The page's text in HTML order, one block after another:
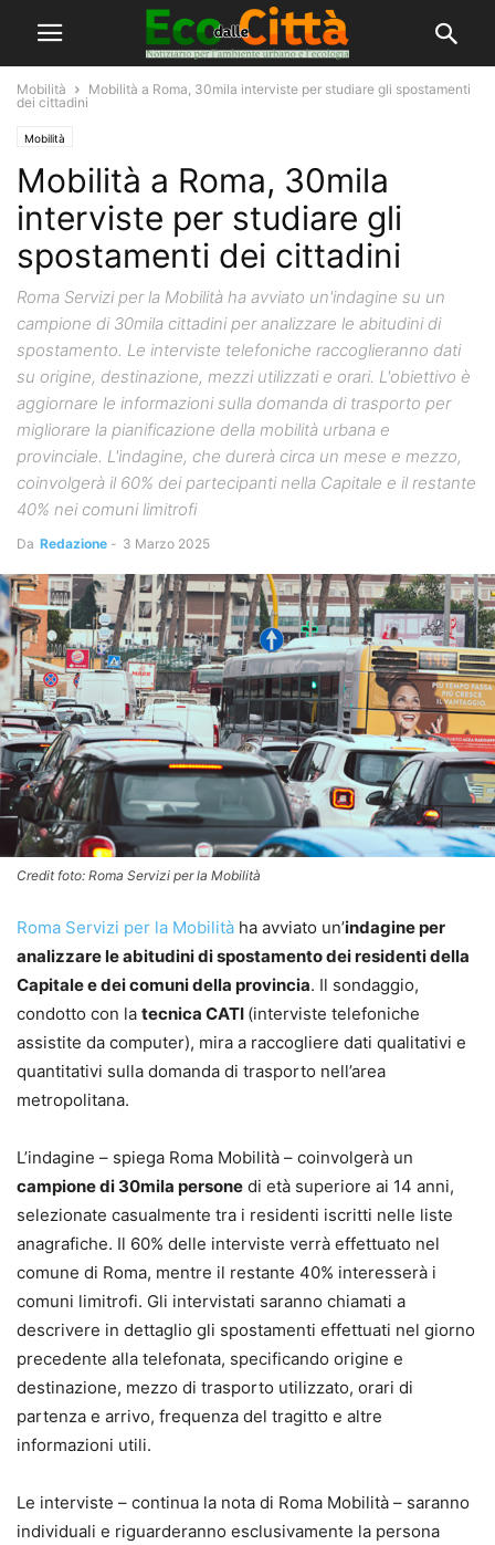
Mobilità
Mobilità a Roma, 30mila interviste per studiare gli spostamenti
dei cittadini
Mobilità
Mobilità a Roma, 30mila
interviste per studiare gli
spostamenti dei cittadini
Roma Servizi per la Mobilità ha avviato un'indagine su un
campione di 30mila cittadini per analizzare le abitudini di
spostamento. Le interviste telefoniche raccoglieranno dati
su origine, destinazione, mezzi utilizzati e orari. L'obiettivo è
aggiornare le informazioni sulla domanda di trasporto per
migliorare la pianificazione della mobilità urbana e
provinciale. L'indagine, che durerà circa un mese e mezzo,
coinvolgerà il 60% dei partecipanti nella Capitale e il restante
40% nei comuni limitrofi
Da Redazione - 3 Marzo 2025
Credit foto: Roma Servizi per la Mobilità
Roma Servizi per la Mobilità ha avviato un’indagine per
analizzare le abitudini di spostamento dei residenti della
Capitale e dei comuni della provincia. Il sondaggio,
condotto con la tecnica CATI (interviste telefoniche
assistite da computer), mira a raccogliere dati qualitativi e
quantitativi sulla domanda di trasporto nell’area
metropolitana.
L’indagine – spiega Roma Mobilità – coinvolgerà un
campione di 30mila persone di età superiore ai 14 anni,
selezionate casualmente tra i residenti iscritti nelle liste
anagrafiche. Il 60% delle interviste verrà effettuato nel
comune di Roma, mentre il restante 40% interesserà i
comuni limitrofi. Gli intervistati saranno chiamati a
descrivere in dettaglio gli spostamenti effettuati nel giorno
precedente alla telefonata, specificando origine e
destinazione, mezzo di trasporto utilizzato, orari di
partenza e arrivo, frequenza del tragitto e altre
informazioni utili.
Le interviste – continua la nota di Roma Mobilità – saranno
individuali e riguarderanno esclusivamente la persona